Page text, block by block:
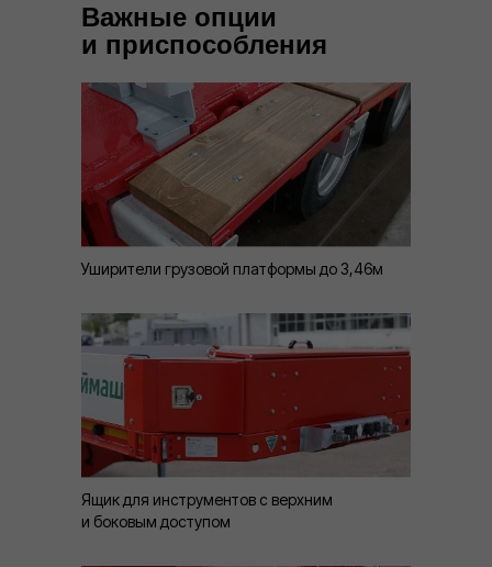
Уширители грузовой платформы до 3,46м
Важные опции
и приспособления
Ящик для инструментов с верхним
и боковым доступом